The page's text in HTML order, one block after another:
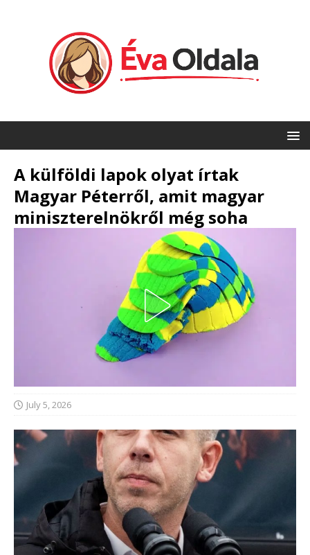
A külföldi lapok olyat írtak
Magyar Péterről, amit magyar
miniszterelnökről még soha
July 5, 2026